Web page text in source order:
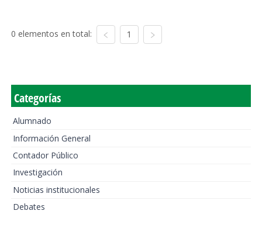
0 elementos en total: 1
Categorías
Alumnado
Información General
Contador Público
Investigación
Noticias institucionales
Debates